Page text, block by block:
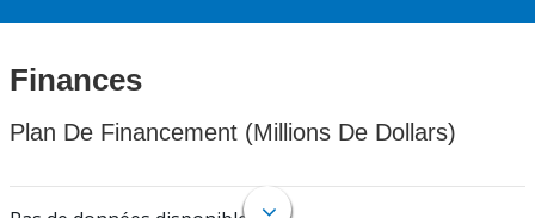
Finances
Plan De Financement (Millions De Dollars)